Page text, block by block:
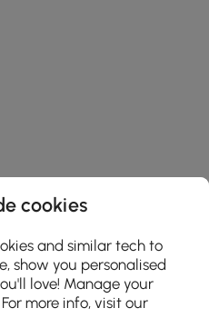
cookies
and similar tech to
show you personalised
love! Manage your
more info, visit our